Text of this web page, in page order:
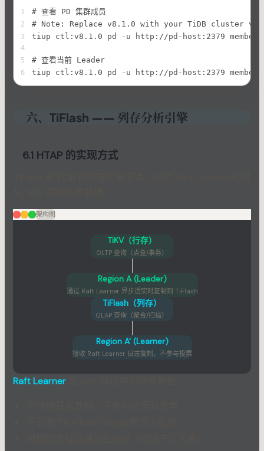
1 # 查看 PD 集群成员
2 # Note: Replace v8.1.0 with your TiDB cluster
3 tiup ctl:v8.1.0 pd -u http://pd-host:2379 member
4
5
# 查看当前 Leader
6 tiup ctl:v8.1.0 pd -u http://pd-host:2379 member
六、TiFlash —— 列存分析引擎
6.1 HTAP 的实现方式
架构图
TiKV（行存）
OLTP 查询（点查/事务）
Region A (Leader)
通过 Raft Learner 异步近实时复制到 TiFlash
TiFlash（列存）
OLAP 查询（聚合/扫描）
Region A' (Learner)
接收 Raft Learner 日志复制，不参与投票
Raft Learner是 Raft 协议中的特殊角色：